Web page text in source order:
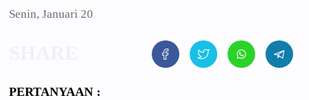
Senin, Januari 20
PERTANYAAN :